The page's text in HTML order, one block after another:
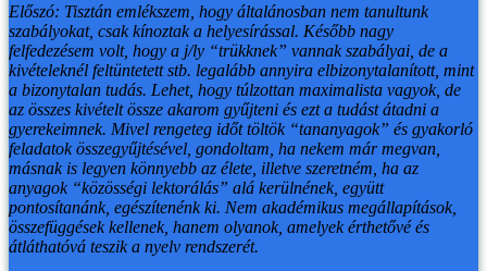
Előszó: Tisztán emlékszem, hogy általánosban nem tanultunk
szabályokat, csak kínoztak a helyesírással. Később nagy
felfedezésem volt, hogy a j/ly “trükknek” vannak szabályai, de a
kivételeknél feltüntetett stb. legalább annyira elbizonytalanított, mint
a bizonytalan tudás. Lehet, hogy túlzottan maximalista vagyok, de
az összes kivételt össze akarom gyűjteni és ezt a tudást átadni a
gyerekeimnek. Mivel rengeteg időt töltök “tananyagok” és gyakorló
feladatok összegyűjtésével, gondoltam, ha nekem már megvan,
másnak is legyen könnyebb az élete, illetve szeretném, ha az
anyagok “közösségi lektorálás” alá kerülnének, együtt
pontosítanánk, egészítenénk ki. Nem akadémikus megállapítások,
összefüggések kellenek, hanem olyanok, amelyek érthetővé és
átláthatóvá teszik a nyelv rendszerét.